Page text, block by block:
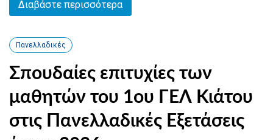
Διαβάστε περισσότερα
Πανελλαδικές
Σπουδαίες επιτυχίες των
μαθητών του 1ου ΓΕΛ Κιάτου
στις Πανελλαδικές Εξετάσεις